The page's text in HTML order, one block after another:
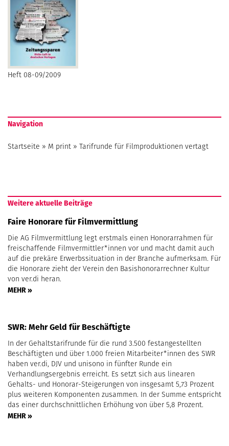
Heft 08-09/2009
Navigation
Startseite » M print » Tarifrunde für Filmproduktionen vertagt
Weitere aktuelle Beiträge
Faire Honorare für Filmvermittlung
Die AG Filmvermittlung legt erstmals einen Honorarrahmen für
freischaffende Filmvermittler*innen vor und macht damit auch
auf die prekäre Erwerbssituation in der Branche aufmerksam. Für
die Honorare zieht der Verein den Basishonorarrechner Kultur
von ver.di heran.
MEHR »
SWR: Mehr Geld für Beschäftigte
In der Gehaltstarifrunde für die rund 3.500 festangestellten
Beschäftigten und über 1.000 freien Mitarbeiter*innen des SWR
haben ver.di, DJV und unisono in fünfter Runde ein
Verhandlungsergebnis erreicht. Es setzt sich aus linearen
Gehalts- und Honorar-Steigerungen von insgesamt 5,73 Prozent
plus weiteren Komponenten zusammen. In der Summe entspricht
das einer durchschnittlichen Erhöhung von über 5,8 Prozent.
MEHR »